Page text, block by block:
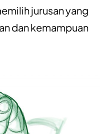
jurusan yang
dan kemampuan